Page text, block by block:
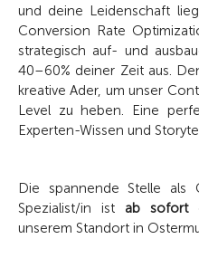
und deine Leidenschaft
Conversion Rate
strategisch auf- und
40–60% deiner Zeit aus.
kreative Ader, um unser
Level zu heben. Eine
Experten-Wissen und
Die spannende Stelle als
Spezialist/in ist ab sofort
unserem Standort in